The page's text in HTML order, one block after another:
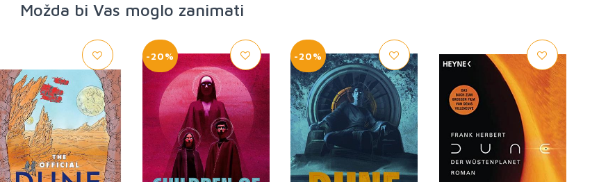
Možda bi Vas moglo zanimati
-20% -20%